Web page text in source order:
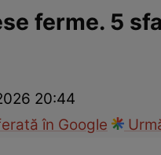
ferme. 5
20:44
în Google